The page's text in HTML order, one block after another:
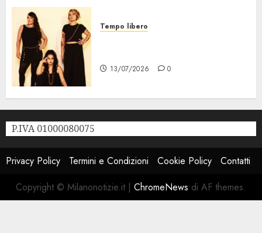
Tempo libero
13/07/2026 0
P.IVA 01000080075
Privacy Policy Termini e Condizioni Cookie Policy
Contatti
Copyright © Milanonotizie.it | ChromeNews di AF themes.